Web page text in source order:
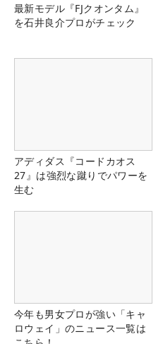
最新モデル『FJクオンタム』
を石井良介プロがチェック
アディダス『コードカオス
27』は強烈な蹴りでパワーを
生む
今年も男女プロが強い「キャ
ロウェイ」のニュース一覧は